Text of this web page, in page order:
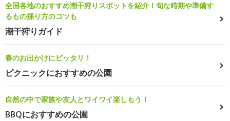
全国各地のおすすめ潮干狩りスポットを紹介！旬な時期や準備す
るもの採り方のコツも
潮干狩りガイド
春のお出かけにピッタリ！
ピクニックにおすすめの公園
自然の中で家族や友人とワイワイ楽しもう！
BBQにおすすめの公園